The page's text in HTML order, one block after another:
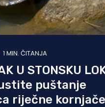
1 MIN. ČITANJA
U STONSKU
puštanje
riječne